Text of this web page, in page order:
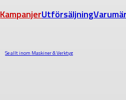
KampanjerUtförsäljning
Se allt inom Maskiner & Verktyg